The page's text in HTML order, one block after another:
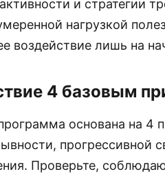
и стратегии
нагрузкой
воздействие лишь на
4 базовым
основана на 4
прогрессивной
Проверьте,